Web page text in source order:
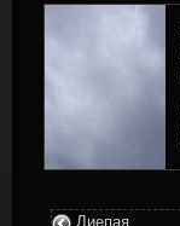
Лиепая